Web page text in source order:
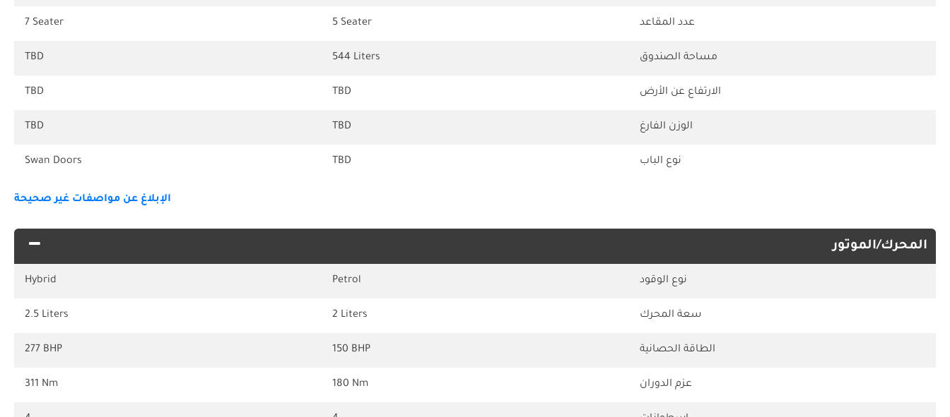
عدد المقاعد 5 Seater
7 Seater
مساحة الصندوق 544 Liters
TBD
الارتفاع عن الأرض TBD
TBD
الوزن الفارغ TBD
TBD
نوع الباب TBD
Swan Doors
الإبلاغ عن مواصفات غير صحيحة
المحرك/الموتور
نوع الوقود Petrol
Hybrid
سعة المحرك 2 Liters
2.5 Liters
الطاقة الحصانية 150 BHP
277 BHP
عزم الدوران 180 Nm
311 Nm